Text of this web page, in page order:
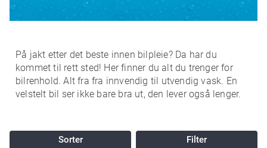
På jakt etter det beste innen bilpleie? Da har du
kommet til rett sted! Her finner du alt du trenger for
bilrenhold. Alt fra fra innvendig til utvendig vask. En
velstelt bil ser ikke bare bra ut, den lever også lenger.
Filter
Sorter